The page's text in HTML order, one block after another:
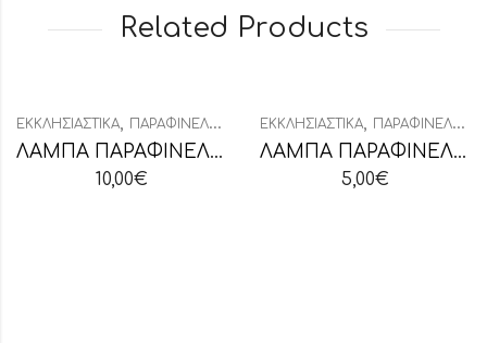
Related Products
ΕΚΚΛΗΣΙΑΣΤΙΚΆ, ΠΑΡΑΦΙΝΈΛΑΙΟ
ΛΑΜΠΑ ΠΑΡΑΦΙΝΕΛΑΙΟΥ ΤΕΤΡΑΓΩΝΗ
10,00€
ΕΚΚΛΗΣΙΑΣΤΙΚΆ, ΠΑΡΑΦΙΝΈΛΑΙΟ
ΛΑΜΠΑ ΠΑΡΑΦΙΝΕΛΑΙΟΥ ΠΟΛΥΓΩΝΗ ΜΙΚΡΗ
5,00€